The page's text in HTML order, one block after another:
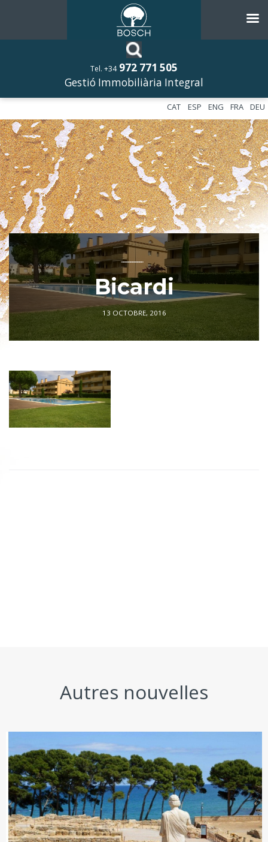
Tel. +34 972 771 505
Gestió Immobiliària Integral
DEU
FRA
ENG
ESP
CAT
––––––––––––
Bicardi
13 OCTOBRE, 2016
Autres nouvelles